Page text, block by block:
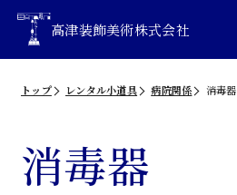
高津装飾美術株式会社
トップ レンタル小道具 病院関係 消毒器
消毒器